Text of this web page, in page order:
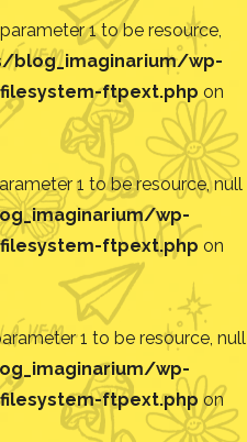
1 to be resource,
wp-
ftpext.php on
1 to be resource, null
wp-
ftpext.php on
1 to be resource, null
wp-
ftpext.php on